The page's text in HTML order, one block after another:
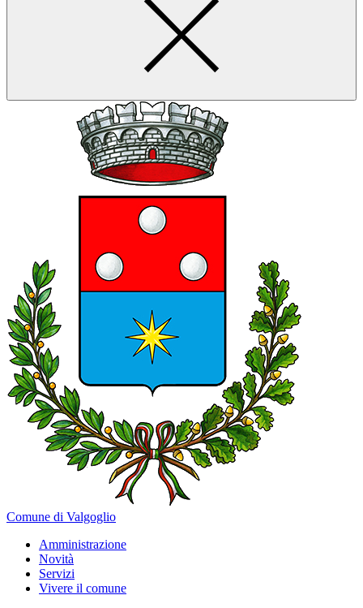
Comune di Valgoglio
Amministrazione
Novità
Servizi
Vivere il comune